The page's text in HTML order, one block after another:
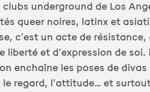
clubs underground de Los
queer noires, latinx et
c’est un acte de
liberté et d’expression de
enchaîne les poses de
le regard, l’attitude… et